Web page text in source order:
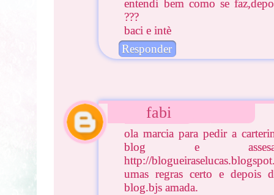
entendi bem como se
???
baci e intè
Responder
fabi
ola marcia para pedir a
blog e
http://
umas regras certo e depois
blog.bjs amada.